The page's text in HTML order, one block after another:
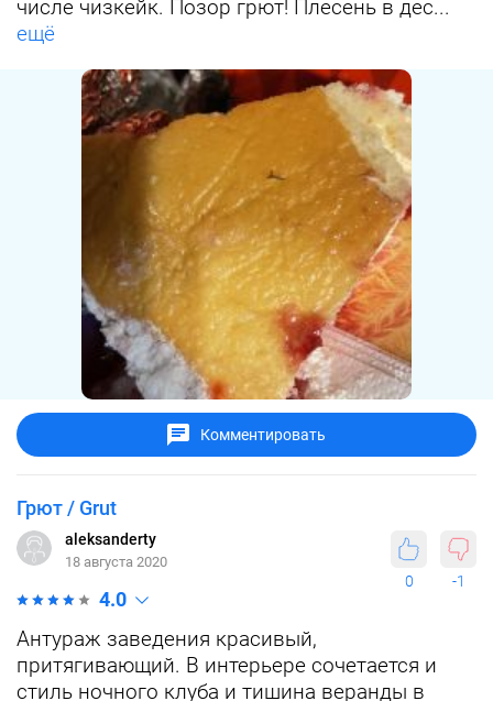
числе чизкейк. Позор грют! Плесень в дес...
ещё
Комментировать
Грют / Grut
0 -1
aleksanderty
18 августа 2020
4.0
Антураж заведения красивый,
притягивающий. В интерьере сочетается и
стиль ночного клуба и тишина веранды в